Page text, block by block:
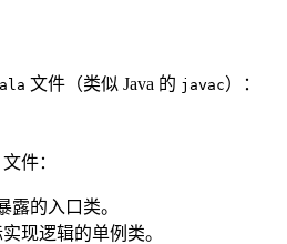
文件（类似 Java 的 javac）：
文件：
露的入口类。
现逻辑的单例类。